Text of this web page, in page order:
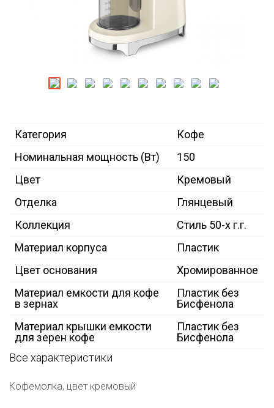
Категория
Кофе
Номинальная мощность (Вт)
150
Цвет
Кремовый
Отделка
Глянцевый
Коллекция
Стиль 50-х г.г.
Материал корпуса
Пластик
Цвет основания
Хромированное
Материал емкости для кофе
в зернах
Пластик без
Бисфенола
Материал крышки емкости
для зерен кофе
Пластик без
Бисфенола
Все характеристики
Кофемолка, цвет кремовый